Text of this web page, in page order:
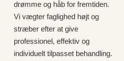
drømme og håb for fremtiden.
Vi vægter faglighed højt og
stræber efter at give
professionel, effektiv og
individuelt tilpasset behandling.